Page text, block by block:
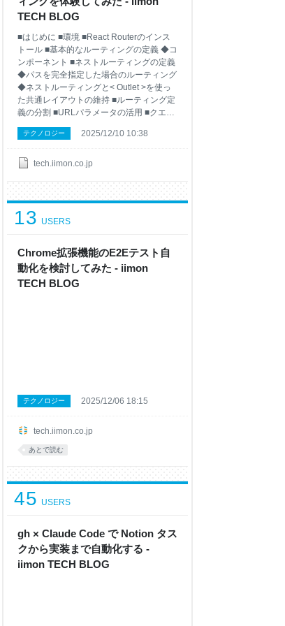
TECH BLOG
tech.iimon.co.jp
■はじめに ■環境 ■React Routerのインス
トール ■基本的なルーティングの定義 ◆コ
ンポーネント ■ネストルーティングの定義
◆パスを完全指定した場合のルーティング
◆ネストルーティングと< Outlet >を使っ
た共通レイアウトの維持 ■ルーティング定
義の分割 ■URLパラメータの活用 ■クエリ
パラメータの活用 ■stateを使ったページ間
のデータ受け渡し ■JavaScriptでのページ
は！ ｉｉｍｏｎでエンジニアをしていま
なります！ ｉｉｍｏｎに入社して早３年
経ち、時の流れが早いなーと感じていま
す。 最近、弊社で提供しているWebサー
ジェクトが進行しているのですが、レビュ
アーをしている
テクノロジー 2025/12/10 10:38
Chrome拡張機能のE2Eテスト自
動化を検討してみた - iimon
TECH BLOG
13 USERS
tech.iimon.co.jp
テクノロジー 2025/12/06 18:15
あとで読む
gh × Claude Code で Notion タス
クから実装まで自動化する -
iimon TECH BLOG
45 USERS